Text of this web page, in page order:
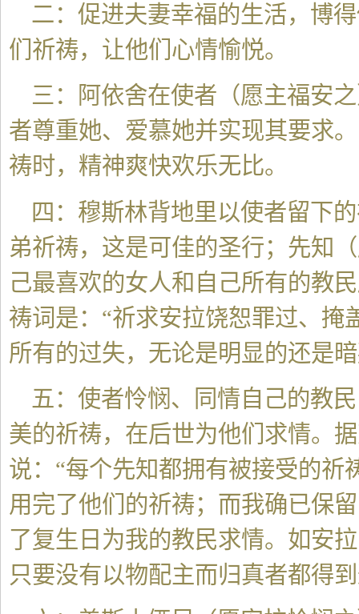
二：促进夫妻幸福的生活，博
们祈祷，让他们心情愉悦。
三：阿依舍在使者（愿主福安
者尊重她、爱慕她并实现其要求
祷时，精神爽快欢乐无比。
四：穆斯林背地里以使者留下
弟祈祷，这是可佳的圣行；先知
己最喜欢的女人和自己所有的教
祷词是：“祈求安拉饶恕罪过、掩
所有的过失，无论是明显的还是
五：使者怜悯、同情自己的教
美的祈祷，在后世为他们求情。
说：“每个先知都拥有被接受的祈
用完了他们的祈祷；而我确已保
了复生日为我的教民求情。如安
只要没有以物配主而归真者都得